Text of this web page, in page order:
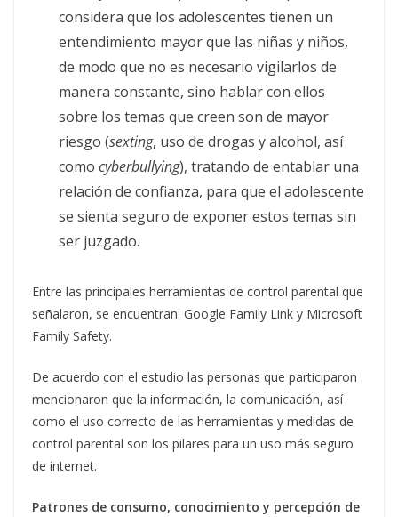
considera que los adolescentes tienen un
entendimiento mayor que las niñas y niños,
de modo que no es necesario vigilarlos de
manera constante, sino hablar con ellos
sobre los temas que creen son de mayor
riesgo (sexting, uso de drogas y alcohol, así
como cyberbullying), tratando de entablar una
relación de confianza, para que el adolescente
se sienta seguro de exponer estos temas sin
ser juzgado.
Entre las principales herramientas de control parental que
señalaron, se encuentran: Google Family Link y Microsoft
Family Safety.
De acuerdo con el estudio las personas que participaron
mencionaron que la información, la comunicación, así
como el uso correcto de las herramientas y medidas de
control parental son los pilares para un uso más seguro
de internet.
Patrones de consumo, conocimiento y percepción de